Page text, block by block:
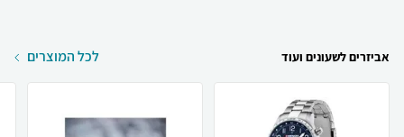
אביזרים לשעונים ועוד לכל המוצרים